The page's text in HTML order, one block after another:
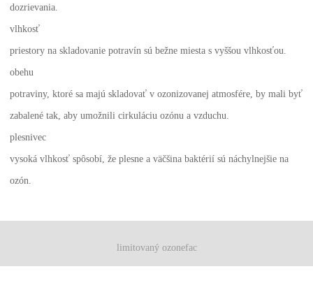
dozrievania.
vlhkosť
priestory na skladovanie potravín sú bežne miesta s vyššou vlhkosťou.
obehu
potraviny, ktoré sa majú skladovať v ozonizovanej atmosfére, by mali byť
zabalené tak, aby umožnili cirkuláciu ozónu a vzduchu.
plesnivec
vysoká vlhkosť spôsobí, že plesne a väčšina baktérií sú náchylnejšie na
ozón.
limitovaný ozonefac